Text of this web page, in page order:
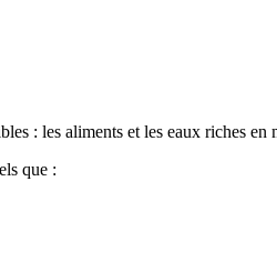
: les aliments et les eaux riches
que :